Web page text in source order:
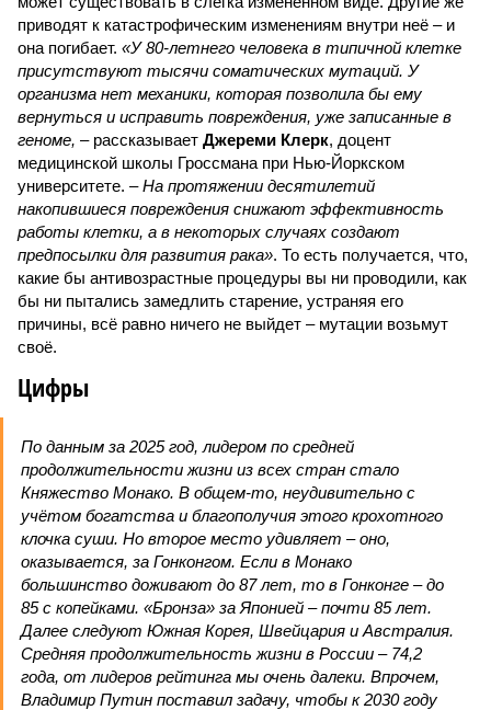
приводят к катастрофическим изменениям внутри неё – и
она погибает. «У 80-летнего человека в типичной клетке
присутствуют тысячи соматических мутаций. У
организма нет механики, которая позволила бы ему
вернуться и исправить повреждения, уже записанные в
геноме, – рассказывает Джереми Клерк, доцент
медицинской школы Гроссмана при Нью-Йоркском
университете. – На протяжении десятилетий
накопившиеся повреждения снижают эффективность
работы клетки, а в некоторых случаях создают
предпосылки для развития рака». То есть получается, что,
какие бы антивозрастные процедуры вы ни проводили, как
бы ни пытались замедлить старение, устраняя его
причины, всё равно ничего не выйдет – мутации возьмут
своё.
Цифры
По данным за 2025 год, лидером по средней
продолжительности жизни из всех стран стало
Княжество Монако. В общем-то, неудивительно с
учётом богатства и благополучия этого крохотного
клочка суши. Но второе место удивляет – оно,
оказывается, за Гонконгом. Если в Монако
большинство доживают до 87 лет, то в Гонконге – до
85 с копейками. «Бронза» за Японией – почти 85 лет.
Далее следуют Южная Корея, Швейцария и Австралия.
Средняя продолжительность жизни в России – 74,2
года, от лидеров рейтинга мы очень далеки. Впрочем,
Владимир Путин поставил задачу, чтобы к 2030 году